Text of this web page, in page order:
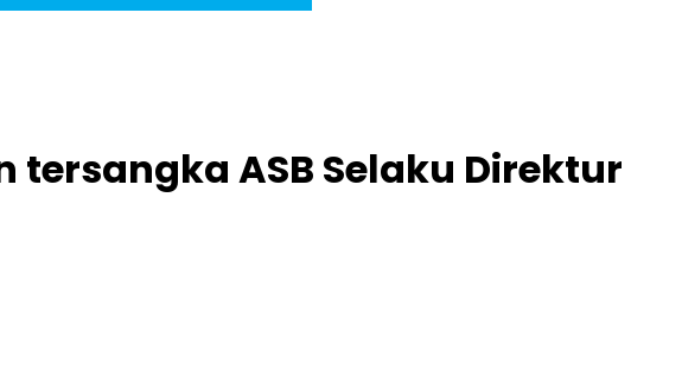
ASB Selaku Direktur